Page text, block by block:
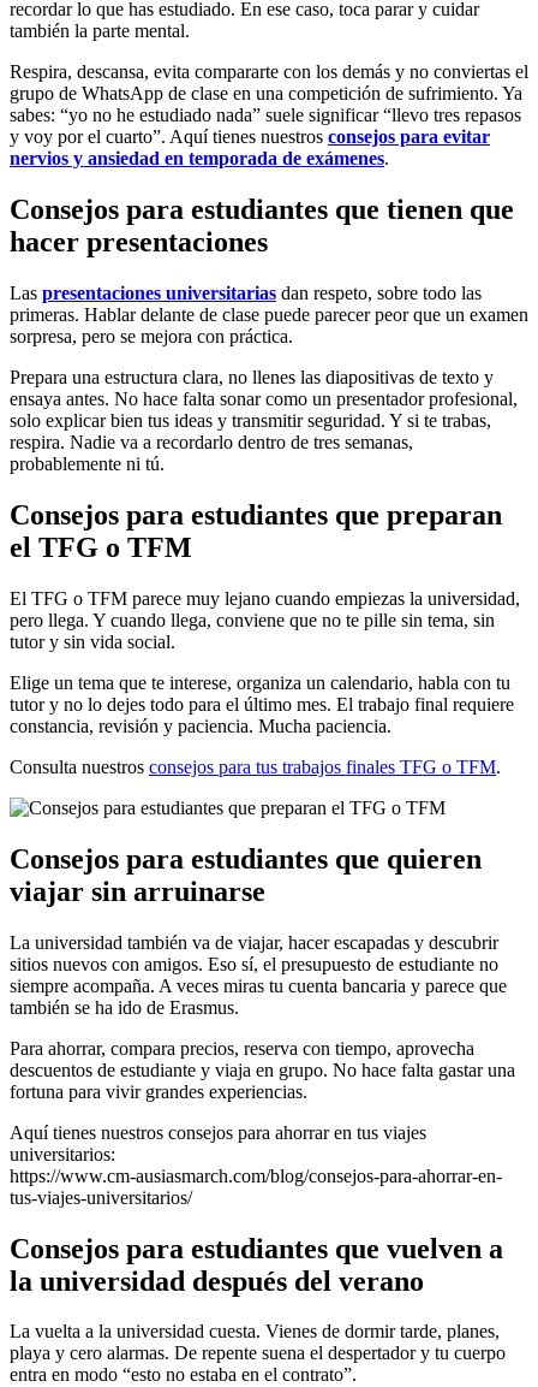
recordar lo que has estudiado. En ese caso, toca parar y cuidar
también la parte mental.
Respira, descansa, evita compararte con los demás y no conviertas el
grupo de WhatsApp de clase en una competición de sufrimiento. Ya
sabes: “yo no he estudiado nada” suele significar “llevo tres repasos
y voy por el cuarto”. Aquí tienes nuestros consejos para evitar
nervios y ansiedad en temporada de exámenes.
Consejos para estudiantes que tienen que
hacer presentaciones
Las presentaciones universitarias dan respeto, sobre todo las
primeras. Hablar delante de clase puede parecer peor que un examen
sorpresa, pero se mejora con práctica.
Prepara una estructura clara, no llenes las diapositivas de texto y
ensaya antes. No hace falta sonar como un presentador profesional,
solo explicar bien tus ideas y transmitir seguridad. Y si te trabas,
respira. Nadie va a recordarlo dentro de tres semanas,
probablemente ni tú.
Consejos para estudiantes que preparan
el TFG o TFM
El TFG o TFM parece muy lejano cuando empiezas la universidad,
pero llega. Y cuando llega, conviene que no te pille sin tema, sin
tutor y sin vida social.
Elige un tema que te interese, organiza un calendario, habla con tu
tutor y no lo dejes todo para el último mes. El trabajo final requiere
constancia, revisión y paciencia. Mucha paciencia.
Consulta nuestros consejos para tus trabajos finales TFG o TFM.
Consejos para estudiantes que quieren
viajar sin arruinarse
La universidad también va de viajar, hacer escapadas y descubrir
sitios nuevos con amigos. Eso sí, el presupuesto de estudiante no
siempre acompaña. A veces miras tu cuenta bancaria y parece que
también se ha ido de Erasmus.
Para ahorrar, compara precios, reserva con tiempo, aprovecha
descuentos de estudiante y viaja en grupo. No hace falta gastar una
fortuna para vivir grandes experiencias.
Aquí tienes nuestros consejos para ahorrar en tus viajes
universitarios:
https://www.cm-ausiasmarch.com/blog/consejos-para-ahorrar-en-
tus-viajes-universitarios/
Consejos para estudiantes que vuelven a
la universidad después del verano
La vuelta a la universidad cuesta. Vienes de dormir tarde, planes,
playa y cero alarmas. De repente suena el despertador y tu cuerpo
entra en modo “esto no estaba en el contrato”.